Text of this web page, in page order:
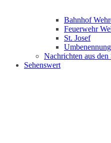
Bahnhof
Feuerwehr
St. Josef
Nachrichten aus den
Sehenswert